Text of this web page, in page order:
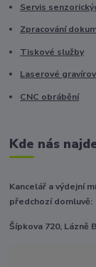
Servis
Zpracování
Tiskové služby
Laserové
CNC obrábění
Kde nás
Kancelář a výdejní
předchozí domluvě:
Šípkova 720, Lázně